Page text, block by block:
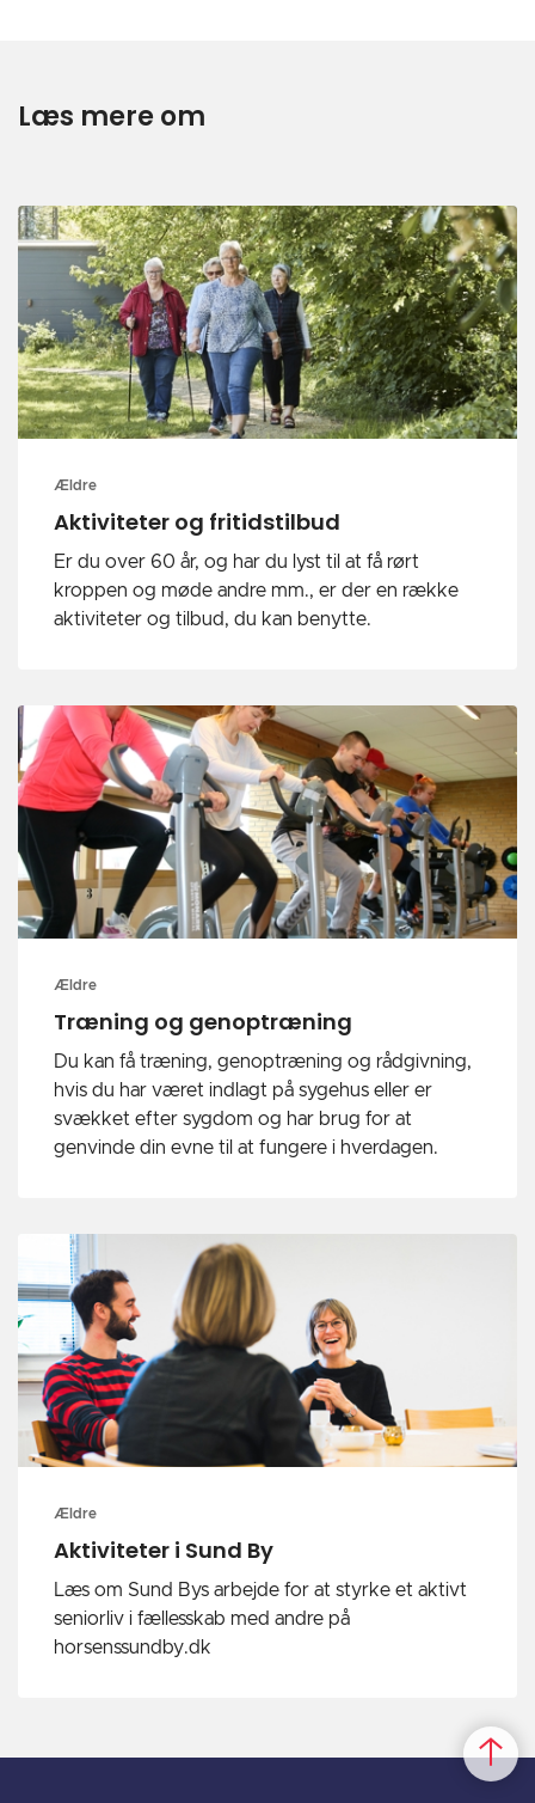
Læs mere om
Ældre
Aktiviteter og fritidstilbud
Er du over 60 år, og har du lyst til at få rørt
kroppen og møde andre mm., er der en række
aktiviteter og tilbud, du kan benytte.
Ældre
Træning og genoptræning
Du kan få træning, genoptræning og rådgivning,
hvis du har været indlagt på sygehus eller er
svækket efter sygdom og har brug for at
genvinde din evne til at fungere i hverdagen.
Ældre
Aktiviteter i Sund By
Læs om Sund Bys arbejde for at styrke et aktivt
seniorliv i fællesskab med andre på
horsenssundby.dk